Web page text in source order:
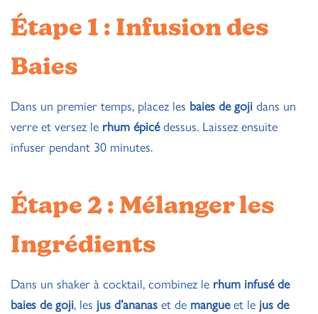
Étape 1 : Infusion des
Baies
Dans un premier temps, placez les baies de goji dans un
verre et versez le rhum épicédessus. Laissez ensuite
infuser pendant 30 minutes.
Étape 2 : Mélanger les
Ingrédients
Dans un shaker à cocktail, combinez le rhum infusé de
baies de goji, les jus d’ananas et de mangueet le jus de